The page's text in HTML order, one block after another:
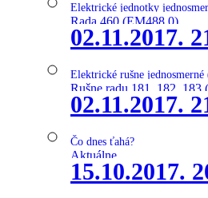
Elektrické jednotky
Rada 460 (EM488.0)
02.11.2017.
Elektrické rušne
Rušne radu 181, 182,
02.11.2017.
Čo dnes ťahá?
Aktuálne
15.10.2017.